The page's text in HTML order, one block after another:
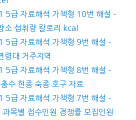
5급 자료해석 가책형 10번 해설 –
소 섭취량 칼로리 kcal
5급 자료해석 가책형 9번 해설 –
령대 거주지역
5급 자료해석 가책형 8번 해설 –
수 현종 숙종 호구 자료
5급 자료해석 가책형 7번 해설 –
목별 접수인원 경쟁률 모집인원